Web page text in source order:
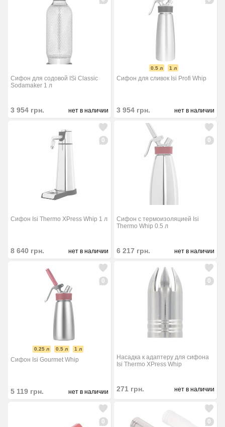
Сифон для содовой ISi Classic
Sodamaker 1 л
3 954 грн. нет в наличии
0.5 л 1 л
Сифон для сливок Isi Profi Whip
3 954 грн. нет в наличии
0
Сифон Isi Thermo XPress Whip 1 л
8 640 грн. нет в наличии
0
Сифон с термоизоляцией Isi
Thermo Whip 0.5 л
6 217 грн. нет в наличии
0
0.25 л 0.5 л 1 л
Сифон Isi Gourmet Whip
5 119 грн. нет в наличии
0
Насадка к адаптеру для сифона
Isi Thermo XPress Whip
271 грн. нет в наличии
0 0